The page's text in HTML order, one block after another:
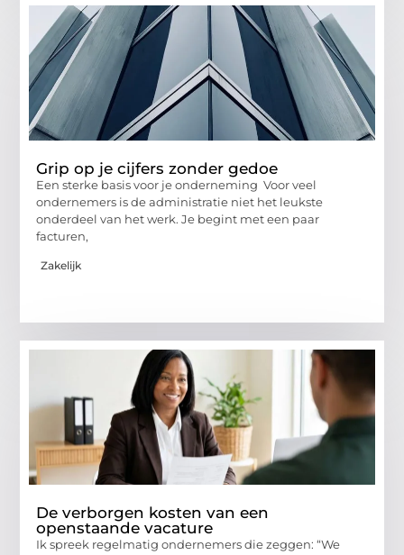
Grip op je cijfers zonder gedoe
Een sterke basis voor je onderneming Voor veel
ondernemers is de administratie niet het leukste
onderdeel van het werk. Je begint met een paar
facturen,
Zakelijk
De verborgen kosten van een
openstaande vacature
Ik spreek regelmatig ondernemers die zeggen: “We